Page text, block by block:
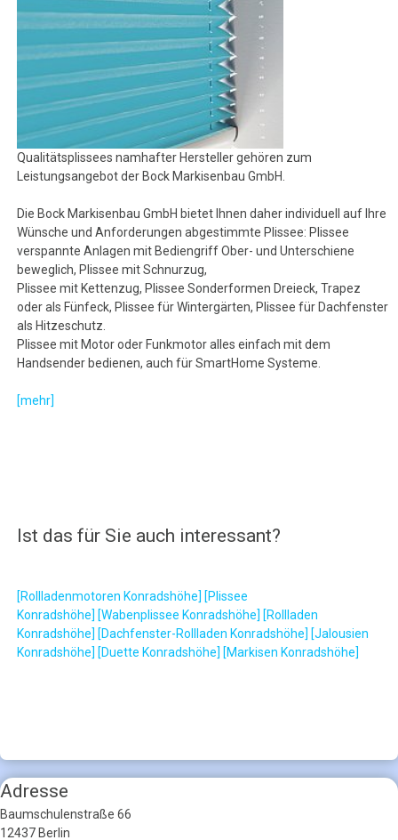
Qualitätsplissees namhafter Hersteller gehören zum
Leistungsangebot der Bock Markisenbau GmbH.
Die Bock Markisenbau GmbH bietet Ihnen daher individuell auf Ihre
Wünsche und Anforderungen abgestimmte Plissee: Plissee
verspannte Anlagen mit Bediengriff Ober- und Unterschiene
beweglich, Plissee mit Schnurzug,
Plissee mit Kettenzug, Plissee Sonderformen Dreieck, Trapez
oder als Fünfeck, Plissee für Wintergärten, Plissee für Dachfenster
als Hitzeschutz.
Plissee mit Motor oder Funkmotor alles einfach mit dem
Handsender bedienen, auch für SmartHome Systeme.
[mehr]
Ist das für Sie auch interessant?
[Rollladenmotoren Konradshöhe] [Plissee
Konradshöhe] [Wabenplissee Konradshöhe] [Rollladen
Konradshöhe] [Dachfenster-Rollladen Konradshöhe] [Jalousien
Konradshöhe] [Duette Konradshöhe] [Markisen Konradshöhe]
Adresse
Baumschulenstraße 66
12437 Berlin